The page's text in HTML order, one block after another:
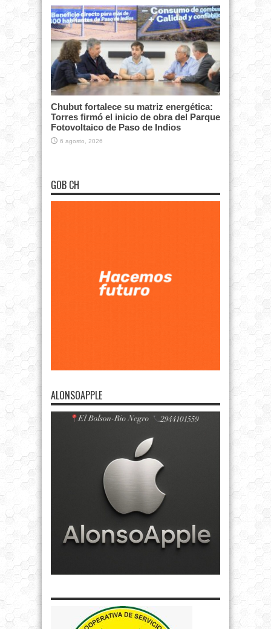
Chubut fortalece su matriz energética:
Torres firmó el inicio de obra del Parque
Fotovoltaico de Paso de Indios
6 agosto, 2026
GOB CH
ALONSOAPPLE